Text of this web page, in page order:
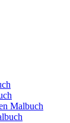
Malbuch